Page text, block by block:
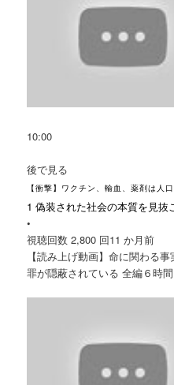
10:00
後で見る
【衝撃】ワクチン、輸血、薬剤は
1 偽装された社会の本質を見抜
•
視聴回数 2,800 回11 か月前
【読み上げ動画】命に関わる
罪が隠蔽されている 全編６時